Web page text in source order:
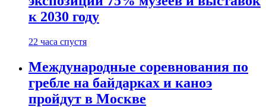
к 2030 году
22 часа спустя
Международные соревнования по
гребле на байдарках и каноэ
пройдут в Москве